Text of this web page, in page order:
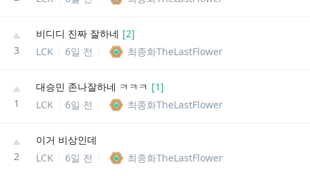
3
비디디 진짜 잘하네 [2]
LCK
6일 전 최종화TheLastFlower
1
대승민 존나잘하네 ㅋㅋㅋ [1]
LCK
6일 전 최종화TheLastFlower
2
이거 비상인데
LCK
6일 전 최종화TheLastFlower